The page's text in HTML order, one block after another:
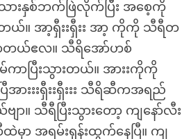
ားနှစ်ဘက်ဖြဲလိုက်ပြီး အစေ့ကို
။ အာ့ရှီးးရှီးး အာ့ ကိုကို သီရီတ
ယ်ဧလ။ သီရိအော်ဟစ်
ာပြီးသွားတယ်။ အားးကိုကို
းးးရှီးးရှီးးး သီရိဆီကအရည်
သီရီပြီးသွားတော့ ကျနော်လီး
ာ အရမ်းရုန်းထွက်နေပြီ။ ကျ